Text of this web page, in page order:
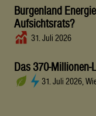
Burgenland
Aufsichtsrats?
31. Juli 2026
Das 370-Millionen-
31. Juli 2026,